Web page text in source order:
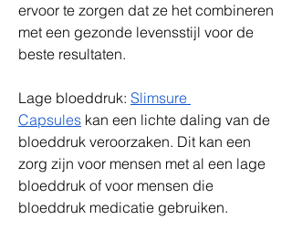
ervoor te zorgen dat ze het combineren
met een gezonde levensstijl voor de
beste resultaten.
Lage bloeddruk: Slimsure
Capsules kan een lichte daling van de
bloeddruk veroorzaken. Dit kan een
zorg zijn voor mensen met al een lage
bloeddruk of voor mensen die
bloeddruk medicatie gebruiken.